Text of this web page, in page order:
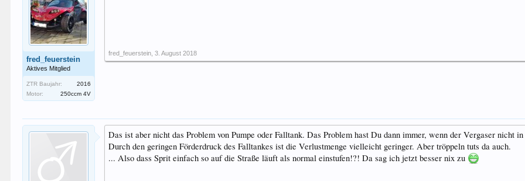
fred_feuerstein
Aktives Mitglied
ZTR Baujahr:
2016
Motor:
250ccm 4V
fred_feuerstein 3. August 2018
Das ist aber nicht das Problem von Pumpe oder Falltank. Das Problem hast Du dann immer, wenn der Vergaser nicht
Durch den geringen Förderdruck des Falltankes ist die Verlustmenge vielleicht geringer. Aber tröppeln tuts da auch.
... Also dass Sprit einfach so auf die Straße läuft als normal einstufen!?! Da sag ich jetzt besser nix zu